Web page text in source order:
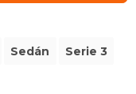
Sedán Serie 3